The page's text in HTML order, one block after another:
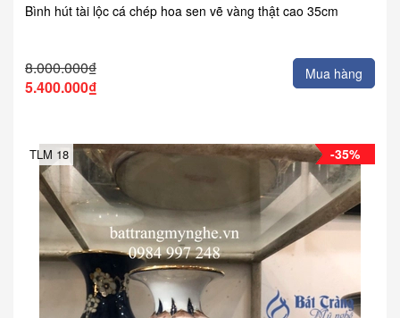
Bình hút tài lộc cá chép hoa sen vẽ vàng thật cao 35cm
8.000.000₫
5.400.000₫
Mua hàng
-35%
TLM 18